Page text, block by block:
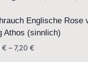
Englische Rose
Athos (sinnlich)
€ –7,20€